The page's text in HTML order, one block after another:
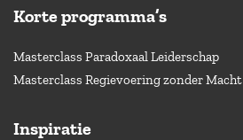
Korte programma’s
Masterclass Paradoxaal Leiderschap
Masterclass Regievoering zonder Macht
Inspiratie